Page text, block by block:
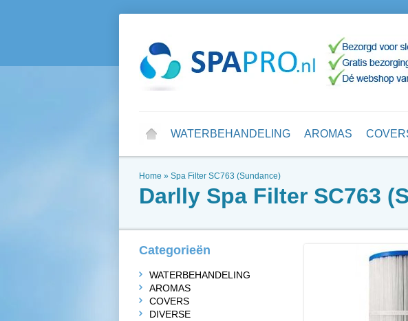
WATERBEHANDELING AROMAS
Home » Spa Filter SC763 (Sundance)
Darlly Spa Filter SC763
Categorieën
WATERBEHANDELING
AROMAS
COVERS
DIVERSE